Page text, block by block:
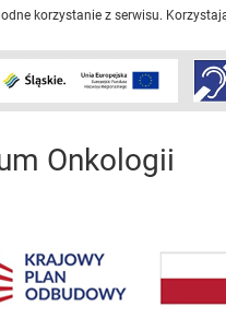
korzystanie z serwisu.
Onkologii